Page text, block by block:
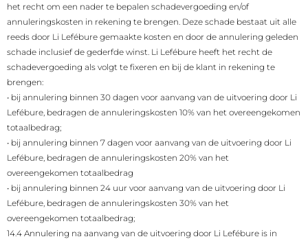
het recht om een nader te bepalen schadevergoeding en/of
annuleringskosten in rekening te brengen. Deze schade bestaat uit alle
reeds door Li Lefébure gemaakte kosten en door de annulering geleden
schade inclusief de gederfde winst. Li Lefébure heeft het recht de
schadevergoeding als volgt te fixeren en bij de klant in rekening te
brengen:
• bij annulering binnen 30 dagen voor aanvang van de uitvoering door Li
Lefébure, bedragen de annuleringskosten 10% van het overeengekomen
totaalbedrag;
• bij annulering binnen 7 dagen voor aanvang van de uitvoering door Li
Lefébure, bedragen de annuleringskosten 20% van het
overeengekomen totaalbedrag
• bij annulering binnen 24 uur voor aanvang van de uitvoering door Li
Lefébure, bedragen de annuleringskosten 30% van het
overeengekomen totaalbedrag;
14.4 Annulering na aanvang van de uitvoering door Li Lefébure is in